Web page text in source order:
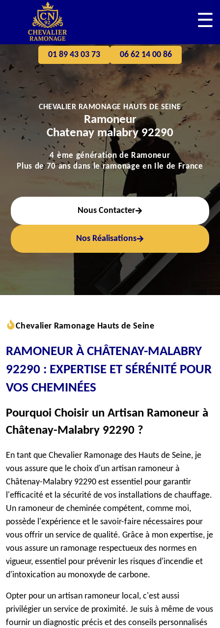
☰
01 89 43 03 73 06 62 14 00 86
CHEVALIER RAMONAGE HAUTS DE SEINE
Ramoneur
Chatenay malabry 92290
4 ème génération de Ramoneur
Plus de 70 ans dans le ramonage en Ile de France
Nous Contacter
Nos Réalisations
Chevalier Ramonage Hauts de Seine
RAMONEUR À CHÂTENAY-MALABRY
92290 : EXPERTISE ET SÉRÉNITÉ POUR
VOS CHEMINÉES
Pourquoi Choisir un Artisan Ramoneur à
Châtenay-Malabry 92290 ?
En tant que Chevalier Ramonage des Hauts de Seine, je
vous assure que le choix d'un artisan ramoneur à
Châtenay-Malabry 92290 est essentiel pour garantir
l'efficacité et la sécurité de vos installations de chauffage.
Un ramoneur de cheminée compétent, comme moi,
possède l'expérience et le savoir-faire nécessaires pour
vous offrir un service de qualité. Grâce à mon expertise, je
vous assure un ramonage respectueux des normes en
vigueur, essentiel pour prévenir les risques d'incendie et
d'intoxication au monoxyde de carbone.
Opter pour un artisan ramoneur local, c'est aussi
privilégier un service de proximité. Je suis à même de vous
fournir un diagnostic précis et des conseils personnalisés